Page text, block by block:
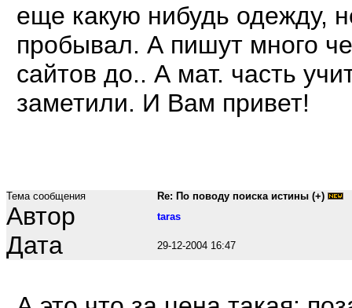
еще какую нибудь одежду,
пробывал. А пишут много
сайтов до.. А мат. часть
заметили. И Вам привет!
Тема сообщения Re: По поводу поиска истины (+)
Автор taras
Дата 29-12-2004 16:47